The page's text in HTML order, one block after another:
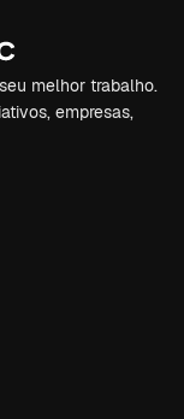
melhor trabalho.
empresas,